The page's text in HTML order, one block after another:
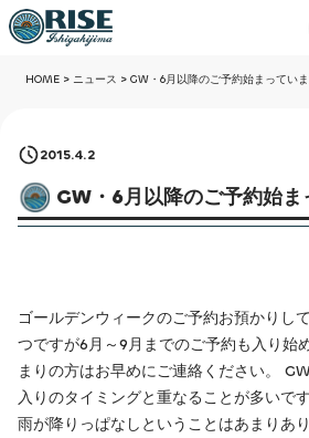
HOME> ニュース > GW・6月以降のご予約始まっていま
2015.4.2
GW・6月以降のご予約始ま
ゴールデンウィークのご予約お預かりし
つですが6月～9月までのご予約も入り始
まりの方はお早めにご連絡ください。
入りのタイミングと重なることが多いで
雨が降りっぱなしということはあまりあ